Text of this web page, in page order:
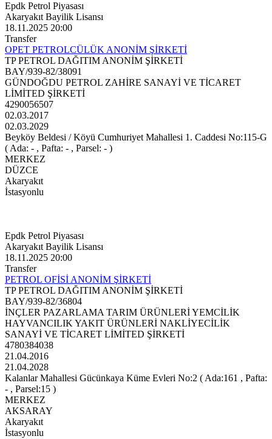
Epdk Petrol Piyasası
Akaryakıt Bayilik Lisansı
18.11.2025 20:00
Transfer
OPET PETROLCÜLÜK ANONİM ŞİRKETİ
TP PETROL DAĞITIM ANONİM ŞİRKETİ
BAY/939-82/38091
GÜNDOĞDU PETROL ZAHİRE SANAYİ VE TİCARET
LİMİTED ŞİRKETİ
4290056507
02.03.2017
02.03.2029
Beyköy Beldesi / Köyü Cumhuriyet Mahallesi 1. Caddesi No:115-G
( Ada: - , Pafta: - , Parsel: - )
MERKEZ
DÜZCE
Akaryakıt
İstasyonlu
Epdk Petrol Piyasası
Akaryakıt Bayilik Lisansı
18.11.2025 20:00
Transfer
PETROL OFİSİ ANONİM ŞİRKETİ
TP PETROL DAĞITIM ANONİM ŞİRKETİ
BAY/939-82/36804
İNÇLER PAZARLAMA TARIM ÜRÜNLERİ YEMCİLİK
HAYVANCILIK YAKIT ÜRÜNLERİ NAKLİYECİLİK
SANAYİ VE TİCARET LİMİTED ŞİRKETİ
4780384038
21.04.2016
21.04.2028
Kalanlar Mahallesi Gücünkaya Küme Evleri No:2 ( Ada:161 , Pafta:
- , Parsel:15 )
MERKEZ
AKSARAY
Akaryakıt
İstasyonlu